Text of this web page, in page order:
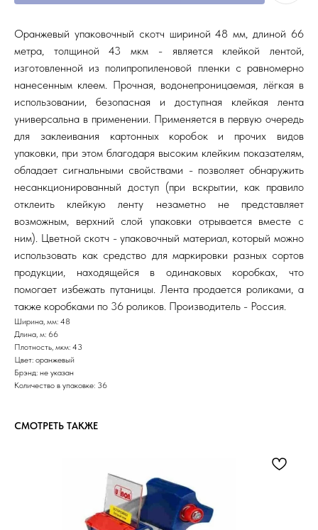
Оранжевый упаковочный скотч шириной 48 мм, длиной 66
метра, толщиной 43 мкм - является клейкой лентой,
изготовленной из полипропиленовой пленки с равномерно
нанесенным клеем. Прочная, водонепроницаемая, лёгкая в
использовании, безопасная и доступная клейкая лента
универсальна в применении. Применяется в первую очередь
для заклеивания картонных коробок и прочих видов
упаковки, при этом благодаря высоким клейким показателям,
обладает сигнальными свойствами - позволяет обнаружить
несанкционированный доступ (при вскрытии, как правило
отклеить клейкую ленту незаметно не представляет
возможным, верхний слой упаковки отрывается вместе с
ним). Цветной скотч - упаковочный материал, который можно
использовать как средство для маркировки разных сортов
продукции, находящейся в одинаковых коробках, что
помогает избежать путаницы. Лента продается роликами, а
также коробками по 36 роликов. Производитель - Россия.
Ширина, мм: 48
Длина, м: 66
Плотность, мкм: 43
Цвет: оранжевый
Брэнд: не указан
Количество в упаковке: 36
СМОТРЕТЬ ТАКЖЕ